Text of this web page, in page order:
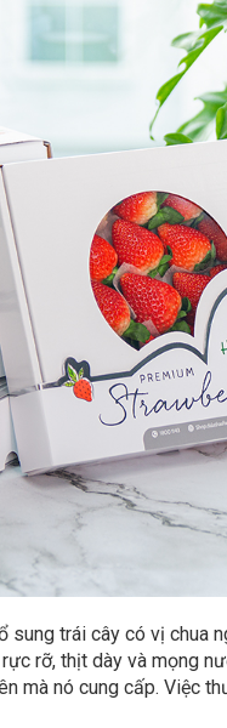
trái cây có vị
rỡ, thịt dày và mọng
mà nó cung cấp. Việc